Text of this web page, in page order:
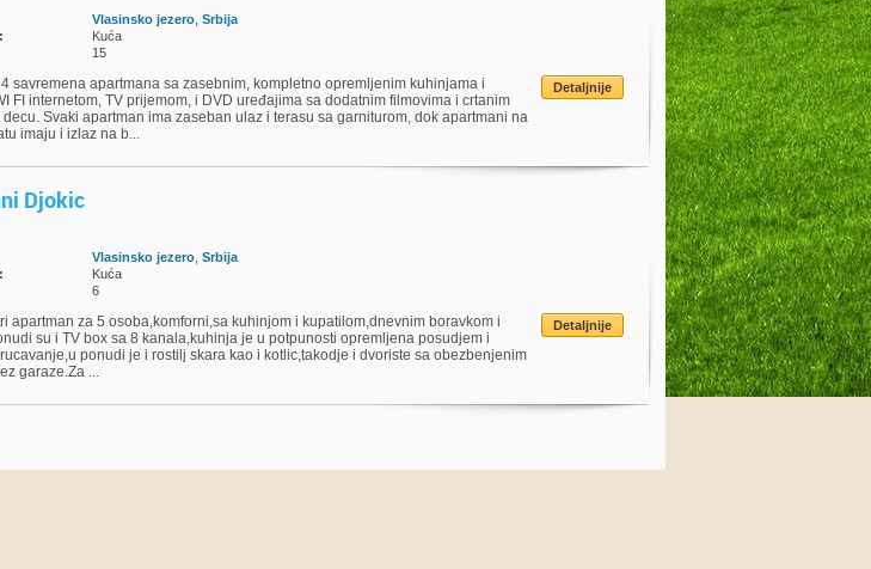
Vlasinsko jezero Srbija
Kuća
15
savremena apartmana sa zasebnim, kompletno opremljenim kuhinjama i
FI internetom, TV prijemom, i DVD uređajima sa dodatnim filmovima i crtanim
Svaki apartman ima zaseban ulaz i terasu sa garniturom, dok apartmani na
imaju i izlaz na b...
Detaljnije
Djokic
Vlasinsko jezero Srbija
Kuća
6
apartman za 5 osoba,komforni,sa kuhinjom i kupatilom,dnevnim boravkom i
su i TV box sa 8 kanala,kuhinja je u potpunosti opremljena posudjem i
ponudi je i rostilj skara kao i kotlic,takodje i dvoriste sa obezbenjenim
garaze.Za ...
Detaljnije